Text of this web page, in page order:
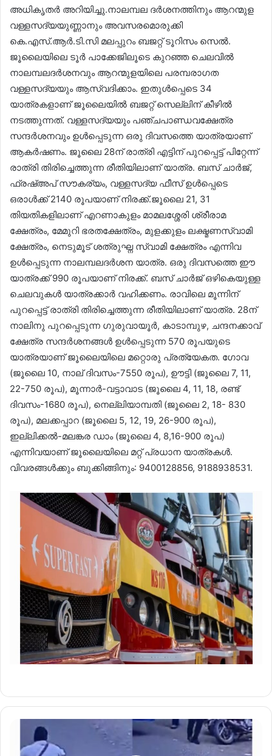
അധികൃതർ അറിയിച്ചു.നാലമ്പല ദർശനത്തിനും ആറന്മുള
വള്ളസദ്യയുണ്ണാനും അവസരമൊരുക്കി
കെ.എസ്.ആർ.ടി.സി മലപ്പുറം ബജറ്റ് ടൂറിസം സെൽ.
ജൂലൈയിലെ ടൂർ പാക്കേജിലൂടെ കുറഞ്ഞ ചെലവിൽ
നാലമ്പലദർശനവും ആറന്മുളയിലെ പരമ്പരാഗത
വള്ളസദ്യയും ആസ്വദിക്കാം. ഇതുൾപ്പെടെ 34
യാത്രകളാണ് ജൂലൈയിൽ ബജറ്റ് സെല്ലിന് കീഴിൽ
നടത്തുന്നത്. വള്ളസദ്യയും പഞ്ചപാണ്ഡവക്ഷേത്ര
സന്ദർശനവും ഉൾപ്പെടുന്ന ഒരു ദിവസത്തെ യാത്രയാണ്
ആകർഷണം. ജൂലൈ 28ന് രാത്രി എട്ടിന് പുറപ്പെട്ട് പിറ്റേന്ന്
രാത്രി തിരിച്ചെത്തുന്ന രീതിയിലാണ് യാത്ര. ബസ് ചാർജ്,
ഫ്രഷ്അപ് സൗകര്യം, വള്ളസദ്യ ഫീസ് ഉൾപ്പെടെ
ഒരാൾക്ക് 2140 രൂപയാണ് നിരക്ക്.ജൂലൈ 21, 31
തിയതികളിലാണ് എറണാകുളം മാമലശ്ശേരി ശ്രീരാമ
ക്ഷേത്രം, മേമുറി ഭരതക്ഷേത്രം, മുളക്കുളം ലക്ഷ്മണസ്വാമി
ക്ഷേത്രം, നെടുമൂട് ശത്രുഘ്ന സ്വാമി ക്ഷേത്രം എന്നിവ
ഉൾപ്പെടുന്ന നാലമ്പലദർശന യാത്ര. ഒരു ദിവസത്തെ ഈ
യാത്രക്ക് 990 രൂപയാണ് നിരക്ക്. ബസ് ചാർജ് ഒഴികെയുള്ള
ചെലവുകൾ യാത്രക്കാർ വഹിക്കണം. രാവിലെ മൂന്നിന്
പുറപ്പെട്ട് രാത്രി തിരിച്ചെത്തുന്ന രീതിയിലാണ് യാത്ര. 28ന്
നാലിനു പുറപ്പെടുന്ന ഗുരുവായൂർ, കാടാമ്പുഴ, ചന്ദനക്കാവ്
ക്ഷേത്ര സന്ദർശനങ്ങൾ ഉൾപ്പെടുന്ന 570 രൂപയുടെ
യാത്രയാണ് ജൂലൈയിലെ മറ്റൊരു പ്രത്യേകത. ഗോവ
(ജൂലൈ 10, നാല് ദിവസം-7550 രൂപ), ഊട്ടി (ജൂലൈ 7, 11,
22-750 രൂപ), മൂന്നാർ-വട്ടാവാട (ജൂലൈ 4, 11, 18, രണ്ട്
ദിവസം-1680 രൂപ), നെല്ലിയാമ്പതി (ജൂലൈ 2, 18- 830
രൂപ), മലക്കപ്പാറ (ജൂലൈ 5, 12, 19, 26-900 രൂപ),
ഇല്ലിക്കൽ-മലങ്കര ഡാം (ജൂലൈ 4, 8,16-900 രൂപ)
എന്നിവയാണ് ജൂലൈയിലെ മറ്റ് പ്രധാന യാത്രകൾ.
വിവരങ്ങൾക്കും ബുക്കിങ്ങിനും: 9400128856, 9188938531.